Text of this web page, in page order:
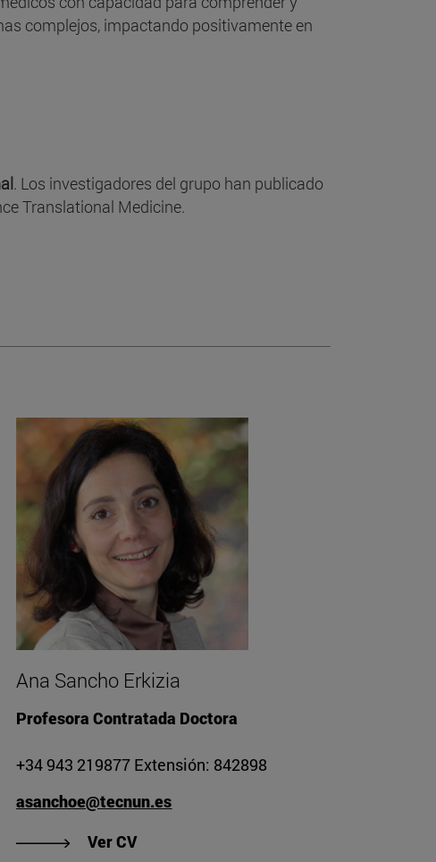
complejos, impactando positivamente en
. Los investigadores del grupo han publicado
Translational Medicine.
Ana Sancho Erkizia
Profesora Contratada Doctora
+34 943 219877 Extensión: 842898
asanchoe@tecnun.es
Ver CV"Ver CV de Ana Sancho Erkizia"